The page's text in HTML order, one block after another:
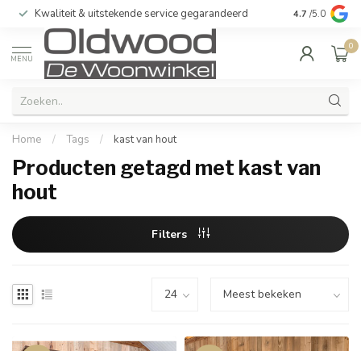
Kwaliteit & uitstekende service gegarandeerd 4.7 /5.0
MENU
0
Home / Tags / kast van hout
Producten getagd met kast van
hout
Filters